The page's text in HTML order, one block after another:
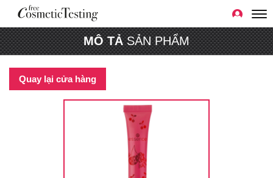
MÔ TẢSẢN PHẨM
Quay lại cửa hàng